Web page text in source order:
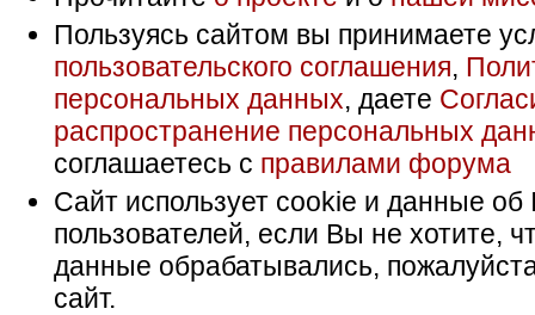
Пользуясь сайтом вы принимаете
пользовательского соглашения,
персональных данных, даете
распространение персональных
соглашаетесь с правилами форума
Сайт использует cookie и данные об
пользователей, если Вы не хотите,
данные обрабатывались,
сайт.